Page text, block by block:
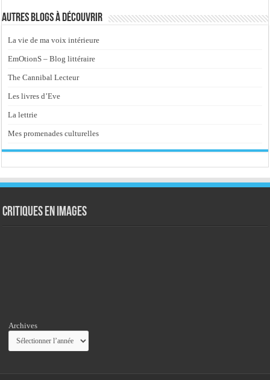
Autres blogs à découvrir
La vie de ma voix intérieure
EmOtionS – Blog littéraire
The Cannibal Lecteur
Les livres d’Eve
La lettrie
Mes promenades culturelles
Critiques en images
Archives